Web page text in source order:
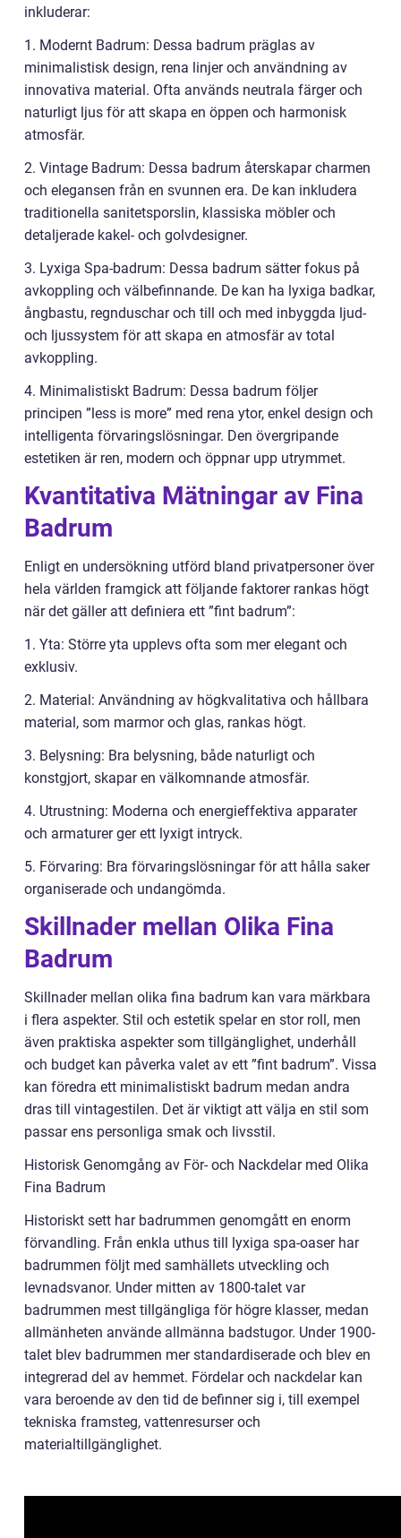
inkluderar:
1. Modernt Badrum: Dessa badrum präglas av
minimalistisk design, rena linjer och användning av
innovativa material. Ofta används neutrala färger och
naturligt ljus för att skapa en öppen och harmonisk
atmosfär.
2. Vintage Badrum: Dessa badrum återskapar charmen
och elegansen från en svunnen era. De kan inkludera
traditionella sanitetsporslin, klassiska möbler och
detaljerade kakel- och golvdesigner.
3. Lyxiga Spa-badrum: Dessa badrum sätter fokus på
avkoppling och välbefinnande. De kan ha lyxiga badkar,
ångbastu, regnduschar och till och med inbyggda ljud-
och ljussystem för att skapa en atmosfär av total
avkoppling.
4. Minimalistiskt Badrum: Dessa badrum följer
principen ”less is more” med rena ytor, enkel design och
intelligenta förvaringslösningar. Den övergripande
estetiken är ren, modern och öppnar upp utrymmet.
Kvantitativa Mätningar av Fina
Badrum
Enligt en undersökning utförd bland privatpersoner över
hela världen framgick att följande faktorer rankas högt
när det gäller att definiera ett ”fint badrum”:
1. Yta: Större yta upplevs ofta som mer elegant och
exklusiv.
2. Material: Användning av högkvalitativa och hållbara
material, som marmor och glas, rankas högt.
3. Belysning: Bra belysning, både naturligt och
konstgjort, skapar en välkomnande atmosfär.
4. Utrustning: Moderna och energieffektiva apparater
och armaturer ger ett lyxigt intryck.
5. Förvaring: Bra förvaringslösningar för att hålla saker
organiserade och undangömda.
Skillnader mellan Olika Fina
Badrum
Skillnader mellan olika fina badrum kan vara märkbara
i flera aspekter. Stil och estetik spelar en stor roll, men
även praktiska aspekter som tillgänglighet, underhåll
och budget kan påverka valet av ett ”fint badrum”. Vissa
kan föredra ett minimalistiskt badrum medan andra
dras till vintagestilen. Det är viktigt att välja en stil som
passar ens personliga smak och livsstil.
Historisk Genomgång av För- och Nackdelar med Olika
Fina Badrum
Historiskt sett har badrummen genomgått en enorm
förvandling. Från enkla uthus till lyxiga spa-oaser har
badrummen följt med samhällets utveckling och
levnadsvanor. Under mitten av 1800-talet var
badrummen mest tillgängliga för högre klasser, medan
allmänheten använde allmänna badstugor. Under 1900-
talet blev badrummen mer standardiserade och blev en
integrerad del av hemmet. Fördelar och nackdelar kan
vara beroende av den tid de befinner sig i, till exempel
tekniska framsteg, vattenresurser och
materialtillgänglighet.